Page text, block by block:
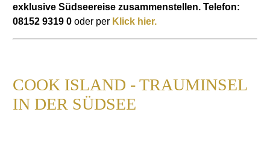
exklusive Südseereise zusammenstellen. Telefon:
08152 9319 0 oder per Klick hier.
COOK ISLAND - TRAUMINSEL
IN DER SÜDSEE